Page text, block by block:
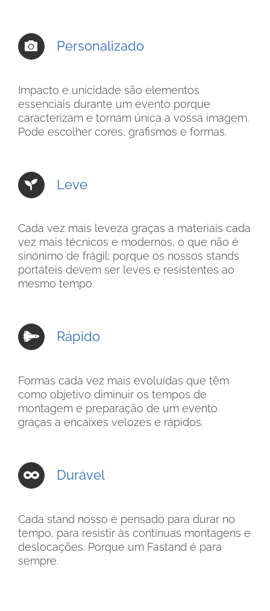
Personalizado
Impacto e unicidade são elementos
essenciais durante um evento porque
caracterizam e tornam única a vossa imagem.
Pode escolher cores, grafismos e formas.
Leve
Cada vez mais leveza graças a materiais cada
vez mais técnicos e modernos, o que não é
sinónimo de frágil; porque os nossos stands
portáteis devem ser leves e resistentes ao
mesmo tempo.
Rápido
Formas cada vez mais evoluídas que têm
como objetivo diminuir os tempos de
montagem e preparação de um evento
graças a encaixes velozes e rápidos.
Durável
Cada stand nosso é pensado para durar no
tempo, para resistir às contínuas montagens e
deslocações. Porque um Fastand é para
sempre.